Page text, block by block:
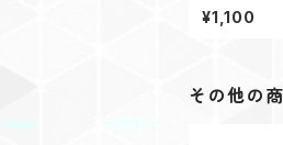
キーホルダー
¥1,100
その他の